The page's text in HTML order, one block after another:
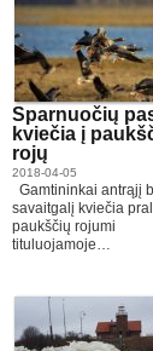
Sparnuočių
kviečia į
rojų
2018-04-05
Gamtininkai antrąjį
savaitgalį kviečia
paukščių rojumi
tituluojamoje…